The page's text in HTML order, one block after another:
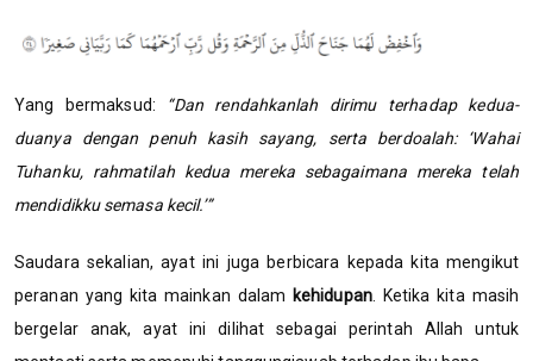
Yang bermaksud: “Dan rendahkanlah dirimu terhadap kedua-
duanya dengan penuh kasih sayang, serta berdoalah: ‘Wahai
Tuhanku, rahmatilah kedua mereka sebagaimana mereka telah
mendidikku semasa kecil.’”
Saudara sekalian, ayat ini juga berbicara kepada kita mengikut
peranan yang kita mainkan dalam kehidupan. Ketika kita masih
bergelar anak, ayat ini dilihat sebagai perintah Allah untuk